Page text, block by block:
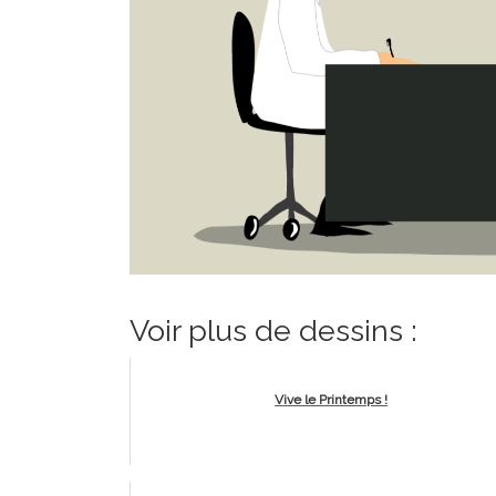
Voir plus de dessins :
Vive le Printemps !